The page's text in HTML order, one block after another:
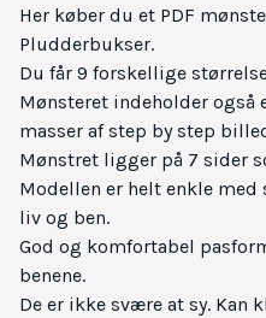
Her køber du et PDF
Pludderbukser.
Du får 9 forskellige
Mønsteret indeholder også
masser af step by step
Mønstret ligger på 7 sider
Modellen er helt enkle
liv og ben.
God og komfortabel
benene.
De er ikke svære at sy. Kan